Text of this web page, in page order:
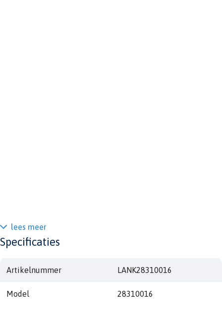
lees meer
Specificaties
Artikelnummer LANK28310016
Model 28310016